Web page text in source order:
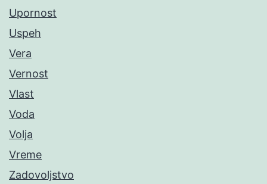
Upornost
Uspeh
Vera
Vernost
Vlast
Voda
Volja
Vreme
Zadovoljstvo